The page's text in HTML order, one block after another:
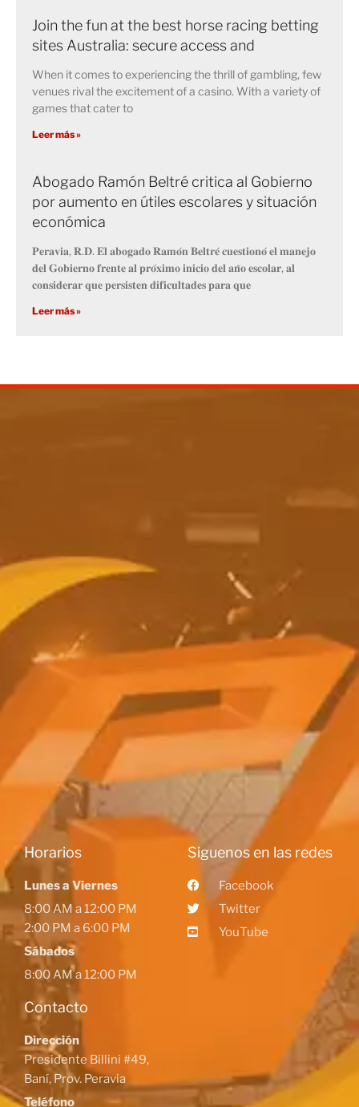
Join the fun at the best horse racing betting
sites Australia: secure access and
When it comes to experiencing the thrill of gambling, few
venues rival the excitement of a casino. With a variety of
games that cater to
Leer más »
Abogado Ramón Beltré critica al Gobierno
por aumento en útiles escolares y situación
económica
𝐏𝐞𝐫𝐚𝐯𝐢𝐚, 𝐑.𝐃. 𝐄𝐥 𝐚𝐛𝐨𝐠𝐚𝐝𝐨 𝐑𝐚𝐦𝐨́𝐧 𝐁𝐞𝐥𝐭𝐫𝐞́ 𝐜𝐮𝐞𝐬𝐭𝐢𝐨𝐧𝐨́ 𝐞𝐥 𝐦𝐚𝐧𝐞𝐣𝐨
𝐝𝐞𝐥 𝐆𝐨𝐛𝐢𝐞𝐫𝐧𝐨 𝐟𝐫𝐞𝐧𝐭𝐞 𝐚𝐥 𝐩𝐫𝐨́𝐱𝐢𝐦𝐨 𝐢𝐧𝐢𝐜𝐢𝐨 𝐝𝐞𝐥 𝐚𝐧̃𝐨 𝐞𝐬𝐜𝐨𝐥𝐚𝐫, 𝐚𝐥
𝐜𝐨𝐧𝐬𝐢𝐝𝐞𝐫𝐚𝐫 𝐪𝐮𝐞 𝐩𝐞𝐫𝐬𝐢𝐬𝐭𝐞𝐧 𝐝𝐢𝐟𝐢𝐜𝐮𝐥𝐭𝐚𝐝𝐞𝐬 𝐩𝐚𝐫𝐚 𝐪𝐮𝐞
Leer más »
Horarios
Lunes a Viernes
8:00 AM a 12:00 PM
2:00 PM a 6:00 PM
Sábados
8:00 AM a 12:00 PM
Contacto
Dirección
Presidente Billini #49,
Baní, Prov. Peravia
Teléfono
Siguenos en las redes
Facebook
Twitter
YouTube